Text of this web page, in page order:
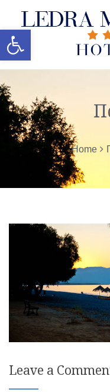
Ανοίξτε τη γραμμή εργαλείων
Home
Leave a